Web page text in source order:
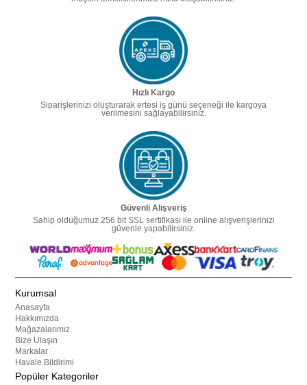
Hızlı Kargo
Siparişlerinizi oluşturarak ertesi iş günü seçeneği ile kargoya
verilmesini sağlayabilirsiniz.
Güvenli Alışveriş
Sahip olduğumuz 256 bit SSL sertifikası ile online alışverişlerinizi
güvenle yapabilirsiniz.
Kurumsal
Anasayfa
Hakkımızda
Mağazalarımız
Bize Ulaşın
Markalar
Havale Bildirimi
Popüler Kategoriler